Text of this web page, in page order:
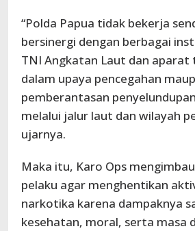
“Polda Papua tidak bekerja
bersinergi dengan berbagai
TNI Angkatan Laut dan aparat
dalam upaya pencegahan
pemberantasan
melalui jalur laut dan wilayah
ujarnya.
Maka itu, Karo Ops
pelaku agar menghentikan
narkotika karena dampaknya
kesehatan, moral, serta masa